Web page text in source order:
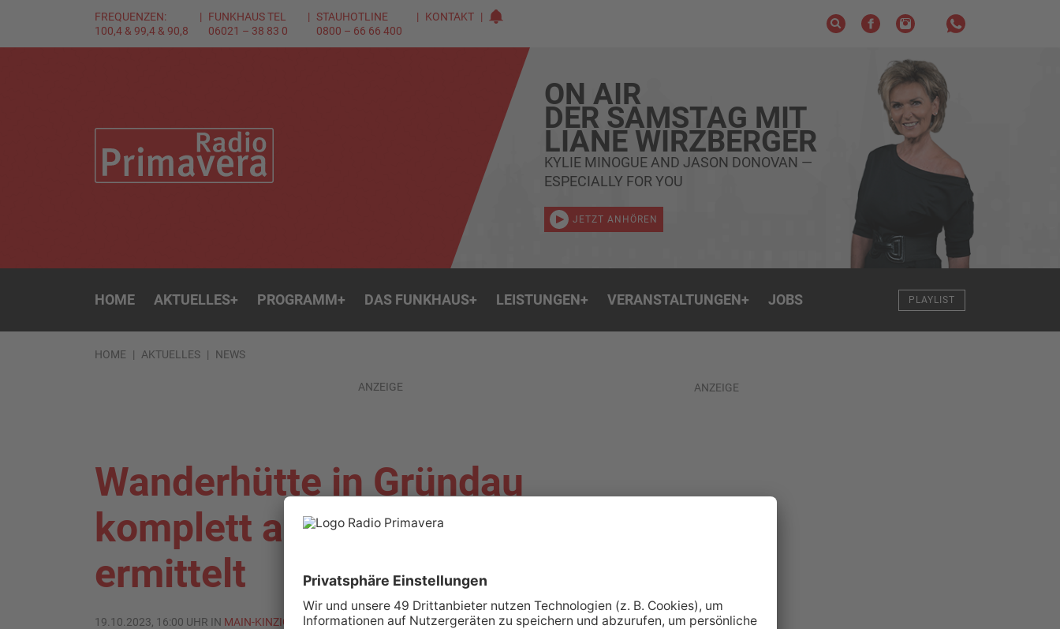
FREQUENZEN:
100,4 & 99,4 & 90,8
FUNKHAUS TEL
06021 – 38 83 0
STAUHOTLINE
0800 – 66 66 400
KONTAKT
ON AIR
DER SAMSTAG MIT
LIANE WIRZBERGER
KYLIE MINOGUE AND JASON DONOVAN —
ESPECIALLY FOR YOU
JETZT ANHÖREN
HOME AKTUELLES+ PROGRAMM+ DAS FUNKHAUS+ LEISTUNGEN+ VERANSTALTUNGEN+ JOBS PLAYLIST
HOME AKTUELLES NEWS
ANZEIGE
Wanderhütte in Gründau
komplett abgebrannt: Kripo
ermittelt
19.10.2023, 16:00 UHR IN MAIN-KINZIG-KREIS
ANZEIGE